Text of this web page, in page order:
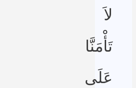
لاَ
تَأْمَنَّا
عَلَى